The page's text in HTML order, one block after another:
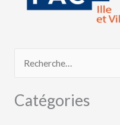
c
Catégories